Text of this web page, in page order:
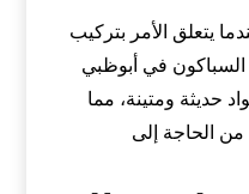
يتعلق الأمر بتركيب
السباكون في أبوظبي
حديثة ومتينة، مما
من الحاجة إلى